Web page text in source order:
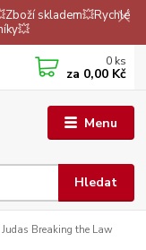
skladem💥Rychlé
Menu
Hledat
0 ks
za 0,00 Kč
Judas Breaking the Law